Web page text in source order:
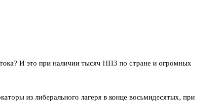
И это при наличии тысяч НПЗ по стране и огромных
из либерального лагеря в конце восьмидесятых, при